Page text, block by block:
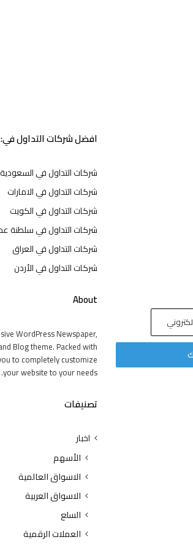
افضل شركات التداول في:
شركات التداول في السعودية
شركات التداول في الامارات
شركات التداول في الكويت
شركات التداول في سلطنة
شركات التداول في العراق
شركات التداول في الأردن
About
WordPress Newspaper,
Blog theme. Packed with
to completely customize
your website to your needs.
تصنيفات
اخبار
الأسهم
الاسواق العالمية
الاسواق العربية
السلع
العملات الرقمية